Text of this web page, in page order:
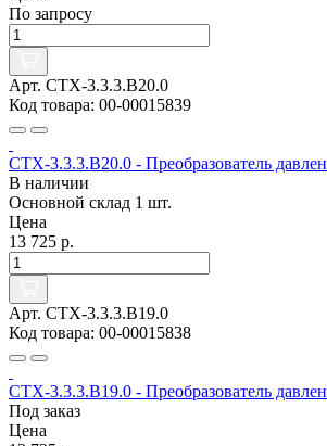
По запросу
Арт. CTX-3.3.3.B20.0
Код товара: 00-00015839
CTX-3.3.3.B20.0 - Преобразователь
В наличии
Основной склад 1 шт.
Цена
13 725 р.
Арт. CTX-3.3.3.B19.0
Код товара: 00-00015838
CTX-3.3.3.B19.0 - Преобразователь
Под заказ
Цена